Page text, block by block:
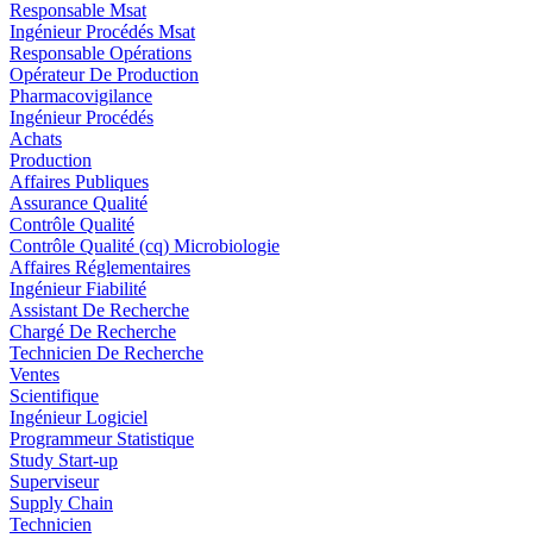
Responsable Msat
Ingénieur Procédés Msat
Responsable Opérations
Opérateur De Production
Pharmacovigilance
Ingénieur Procédés
Achats
Production
Affaires Publiques
Assurance Qualité
Contrôle Qualité
Contrôle Qualité (cq) Microbiologie
Affaires Réglementaires
Ingénieur Fiabilité
Assistant De Recherche
Chargé De Recherche
Technicien De Recherche
Ventes
Scientifique
Ingénieur Logiciel
Programmeur Statistique
Study Start-up
Superviseur
Supply Chain
Technicien